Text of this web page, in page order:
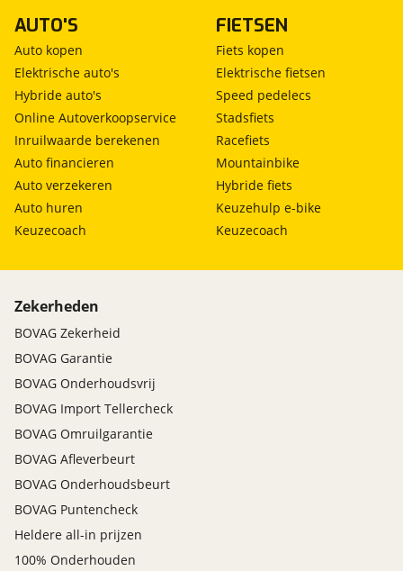
AUTO'S
Auto kopen
Elektrische auto's
Hybride auto's
Online Autoverkoopservice
Inruilwaarde berekenen
Auto financieren
Auto verzekeren
Auto huren
Keuzecoach
FIETSEN
Fiets kopen
Elektrische fietsen
Speed pedelecs
Stadsfiets
Racefiets
Mountainbike
Hybride fiets
Keuzehulp e-bike
Keuzecoach
Zekerheden
BOVAG Zekerheid
BOVAG Garantie
BOVAG Onderhoudsvrij
BOVAG Import Tellercheck
BOVAG Omruilgarantie
BOVAG Afleverbeurt
BOVAG Onderhoudsbeurt
BOVAG Puntencheck
Heldere all-in prijzen
100% Onderhouden